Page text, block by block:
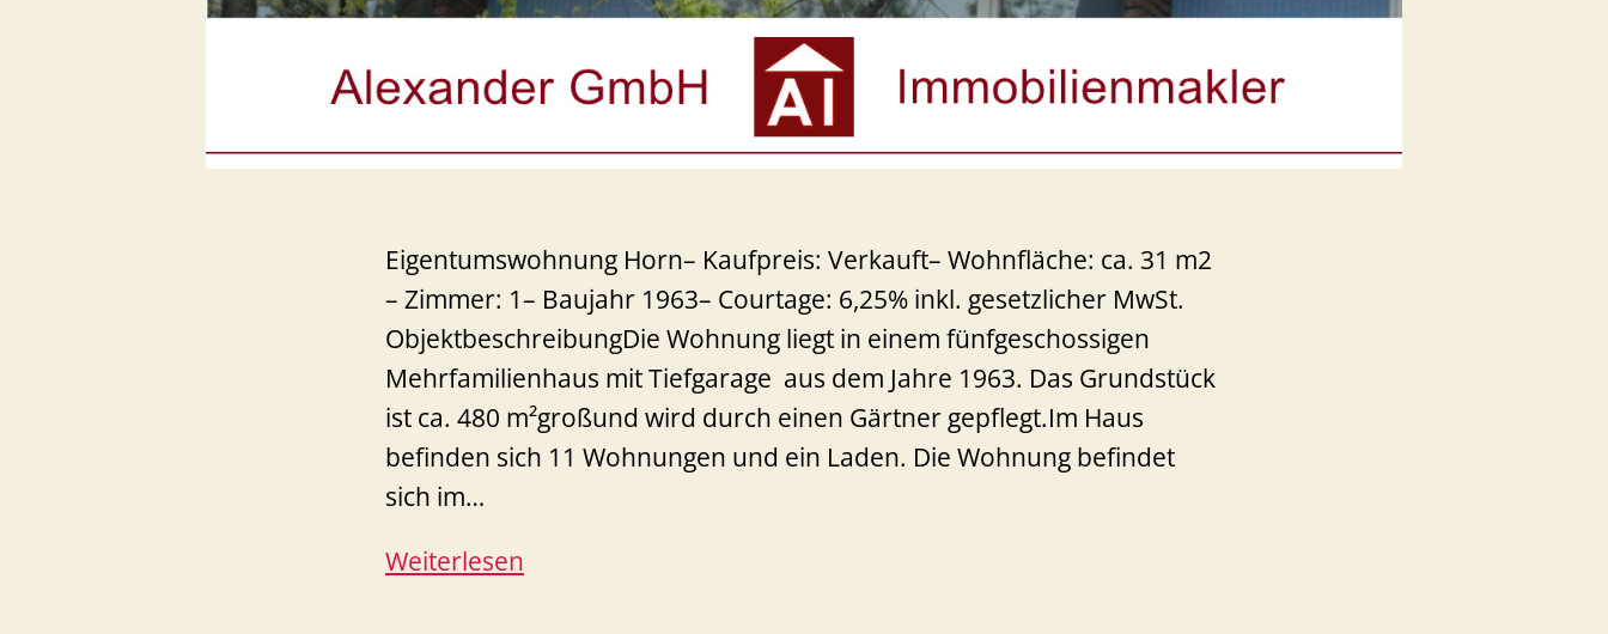
Eigentumswohnung Horn– Kaufpreis: Verkauft– Wohnfläche: ca. 31 m2
– Zimmer: 1– Baujahr 1963– Courtage: 6,25% inkl. gesetzlicher MwSt.
ObjektbeschreibungDie Wohnung liegt in einem fünfgeschossigen
Mehrfamilienhaus mit Tiefgarage aus dem Jahre 1963. Das Grundstück
ist ca. 480 m²großund wird durch einen Gärtner gepflegt.Im Haus
befinden sich 11 Wohnungen und ein Laden. Die Wohnung befindet
sich im…
Weiterlesen